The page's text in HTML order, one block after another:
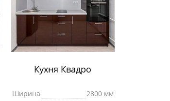
Кухня Квадро
Ширина
2800 мм